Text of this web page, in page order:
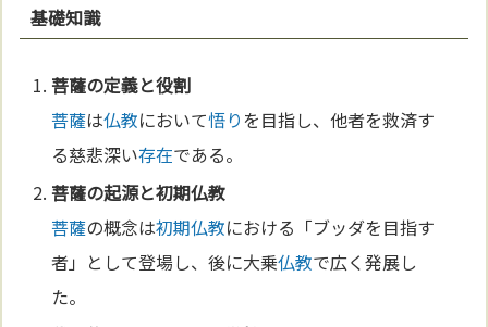
基礎知識
菩薩の定義と役割
菩薩は仏教において悟りを目指し、他者を救済す
る慈悲深い存在である。
菩薩の起源と初期仏教
菩薩の概念は初期仏教における「ブッダを目指す
者」として登場し、後に大乗仏教で広く発展し
た。